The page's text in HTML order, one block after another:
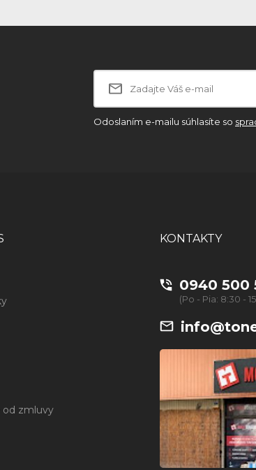
Odoslaním e-mailu súhlasíte so
od zmluvy
KONTAKTY
0940 500
(Po - Pia: 8:30 -